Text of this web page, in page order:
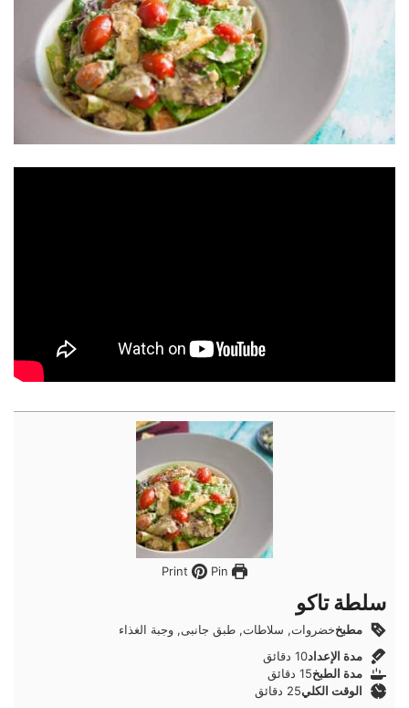
Pin
سلطة تاكو
مطبخخضروات, سلاطات, طبق جانبى, وجبة الغذاء
مدة الإعداد10دقائق
دقائق
مدة الطبخ15دقائق
دقائق
الوقت الكلي25 دقائق
دقائق